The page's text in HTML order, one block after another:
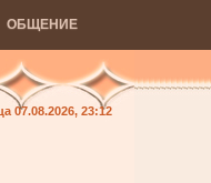
ОБЩЕНИЕ
07.08.2026, 23:12